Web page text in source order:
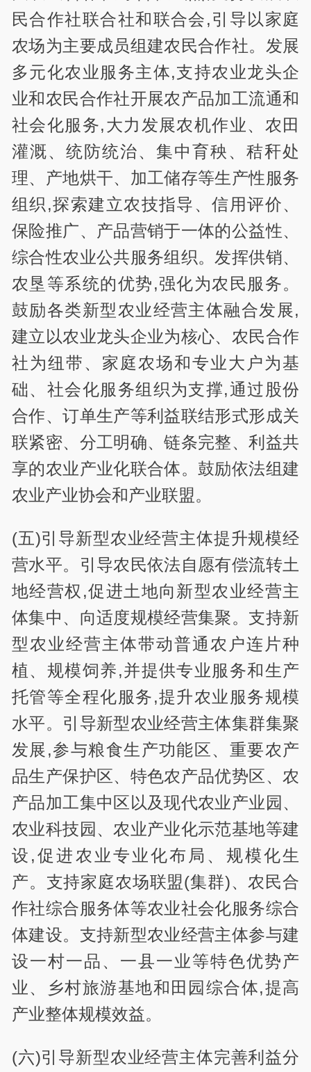
民合作社联合社和联合会,引导以家庭
农场为主要成员组建农民合作社。发展
多元化农业服务主体,支持农业龙头企
业和农民合作社开展农产品加工流通和
社会化服务,大力发展农机作业、农田
灌溉、统防统治、集中育秧、秸秆处
理、产地烘干、加工储存等生产性服务
组织,探索建立农技指导、信用评价、
保险推广、产品营销于一体的公益性、
综合性农业公共服务组织。发挥供销、
农垦等系统的优势,强化为农民服务。
鼓励各类新型农业经营主体融合发展,
建立以农业龙头企业为核心、农民合作
社为纽带、家庭农场和专业大户为基
础、社会化服务组织为支撑,通过股份
合作、订单生产等利益联结形式形成关
联紧密、分工明确、链条完整、利益共
享的农业产业化联合体。鼓励依法组建
农业产业协会和产业联盟。
(五)引导新型农业经营主体提升规模经
营水平。引导农民依法自愿有偿流转土
地经营权,促进土地向新型农业经营主
体集中、向适度规模经营集聚。支持新
型农业经营主体带动普通农户连片种
植、规模饲养,并提供专业服务和生产
托管等全程化服务,提升农业服务规模
水平。引导新型农业经营主体集群集聚
发展,参与粮食生产功能区、重要农产
品生产保护区、特色农产品优势区、农
产品加工集中区以及现代农业产业园、
农业科技园、农业产业化示范基地等建
设,促进农业专业化布局、规模化生
产。支持家庭农场联盟(集群)、农民合
作社综合服务体等农业社会化服务综合
体建设。支持新型农业经营主体参与建
设一村一品、一县一业等特色优势产
业、乡村旅游基地和田园综合体,提高
产业整体规模效益。
(六)引导新型农业经营主体完善利益分